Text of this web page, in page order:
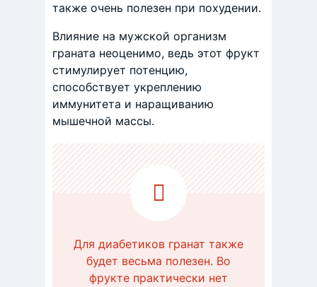
также очень полезен при похудении.
Влияние на мужской организм
граната неоценимо, ведь этот фрукт
стимулирует потенцию,
способствует укреплению
иммунитета и наращиванию
мышечной массы.
Для диабетиков гранат также
будет весьма полезен. Во
фрукте практически нет